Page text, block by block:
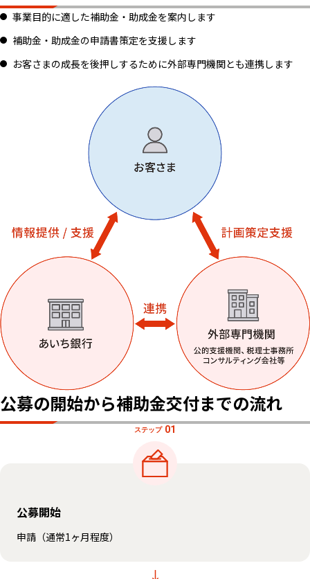
事業目的に適した補助金・助成金を案内します
補助金・助成金の申請書策定を支援します
お客さまの成長を後押しするために外部専門機関とも連携します
公募の開始から補助金交付までの流れ
ステップ 01
公募開始
申請（通常1ヶ月程度）